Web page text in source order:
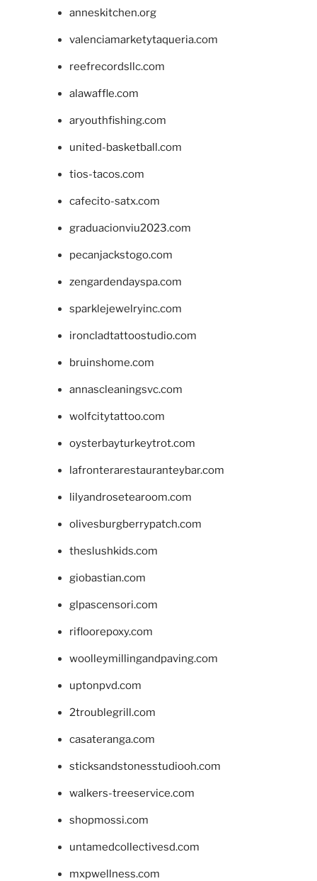
anneskitchen.org
valenciamarketytaqueria.com
reefrecordsllc.com
alawaffle.com
aryouthfishing.com
united-basketball.com
tios-tacos.com
cafecito-satx.com
graduacionviu2023.com
pecanjackstogo.com
zengardendayspa.com
sparklejewelryinc.com
ironcladtattoostudio.com
bruinshome.com
annascleaningsvc.com
wolfcitytattoo.com
oysterbayturkeytrot.com
lafronterarestauranteybar.com
lilyandrosetearoom.com
olivesburgberrypatch.com
theslushkids.com
giobastian.com
glpascensori.com
rifloorepoxy.com
woolleymillingandpaving.com
uptonpvd.com
2troublegrill.com
casateranga.com
sticksandstonesstudiooh.com
walkers-treeservice.com
shopmossi.com
untamedcollectivesd.com
mxpwellness.com